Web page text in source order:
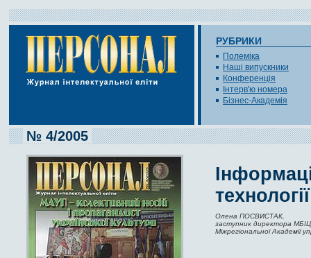
РУБРИКИ
Полеміка
Наші випускники
Конференція
Інтерв'ю номера
Бізнес-Академія
№ 4/2005
Олена ПОСВИСТАК,
заступник директора
Міжрегіональної Академії